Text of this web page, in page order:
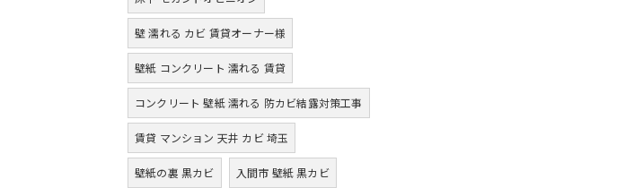
壁 濡れる カビ 賃貸オーナー様
壁紙 コンクリート 濡れる 賃貸
コンクリート 壁紙 濡れる 防カビ結露対策工事
賃貸 マンション 天井 カビ 埼玉
壁紙の裏 黒カビ 入間市 壁紙 黒カビ